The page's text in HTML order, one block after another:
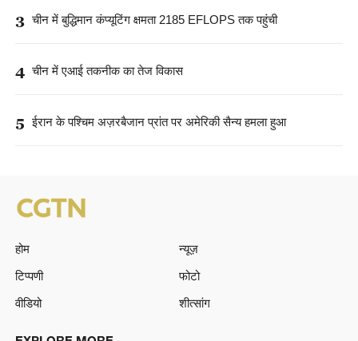
होम
टिप्पणी
वीडियो
शीत्सांग
EXPLORE MORE
English